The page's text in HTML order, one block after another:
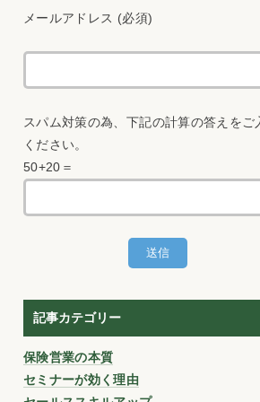
メールアドレス (必須)
スパム対策の為、下記の計算の答えをご
ください。
50+20＝
記事カテゴリー
保険営業の本質
セミナーが効く理由